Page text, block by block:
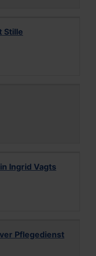
Stille
Ingrid Vagts
Pflegedienst